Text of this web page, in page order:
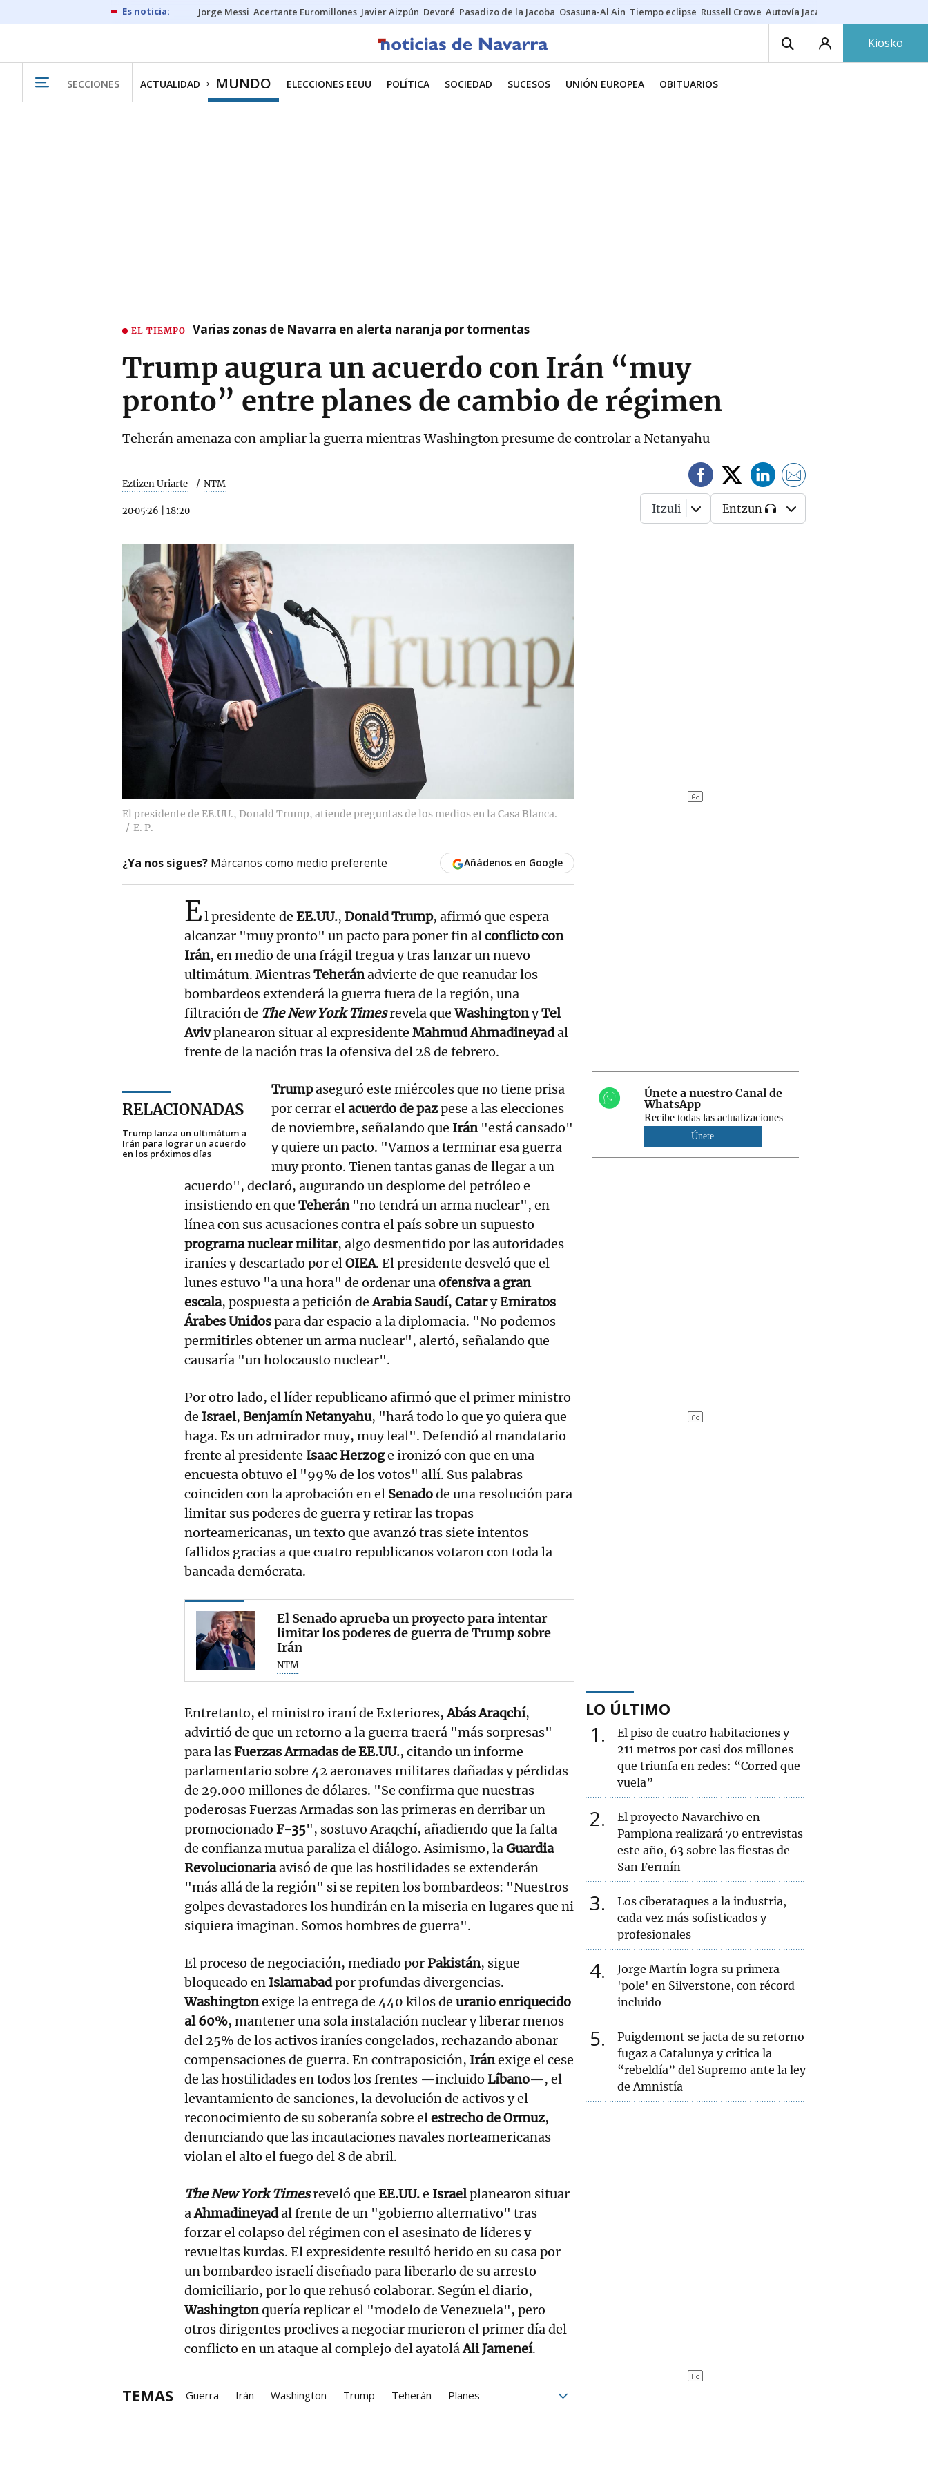
Jorge Messi Acertante Euromillones Javier Aizpún Devoré Pasadizo de la Jacoba Osasuna-Al Ain Tiempo eclipse Russell Crowe Autovía Jaca
Kiosko
SECCIONES ACTUALIDAD MUNDO ELECCIONES EEUU POLÍTICA SOCIEDAD SUCESOS UNIÓN EUROPEA OBITUARIOS
EL TIEMPO Varias zonas de Navarra en alerta naranja por tormentas
Trump augura un acuerdo con Irán “muy
pronto” entre planes de cambio de régimen
Teherán amenaza con ampliar la guerra mientras Washington presume de controlar a Netanyahu
Eztizen Uriarte NTM
20·05·26 18:20 Itzuli Entzun
El presidente de EE.UU., Donald Trump, atiende preguntas de los medios en la Casa Blanca.
E. P.
¿Ya nos sigues? Márcanos como medio preferente Añádenos en Google
El presidente de EE.UU., Donald Trump, afirmó que espera
alcanzar "muy pronto" un pacto para poner fin alconflicto con
Irán, en medio de una frágil tregua y tras lanzar un nuevo
ultimátum. MientrasTeheránadvierte de que reanudar los
bombardeos extenderá la guerra fuera de la región, una
filtración de The New York Timesrevela queWashingtonyTel
Avivplanearon situar al expresidente Mahmud Ahmadineyadal
frente de la nación tras la ofensiva del 28 de febrero.
RELACIONADAS
Trump lanza un ultimátum a
Irán para lograr un acuerdo
en los próximos días
Trumpaseguró este miércoles que no tiene prisa
por cerrar elacuerdo de pazpese a las elecciones
de noviembre, señalando que Irán"está cansado"
y quiere un pacto. "Vamos a terminar esa guerra
muy pronto. Tienen tantas ganas de llegar a un
acuerdo", declaró, augurando un desplome del petróleo e
insistiendo en que Teherán"no tendrá un arma nuclear", en
línea con sus acusaciones contra el país sobre un supuesto
programa nuclear militar, algo desmentido por las autoridades
iraníes y descartado por elOIEA. El presidente desveló que el
lunes estuvo "a una hora" de ordenar unaofensiva a gran
escala, pospuesta a petición deArabia Saudí, CataryEmiratos
Árabes Unidospara dar espacio a la diplomacia. "No podemos
permitirles obtener un arma nuclear", alertó, señalando que
causaría "un holocausto nuclear".
Por otro lado, el líder republicano afirmó que el primer ministro
de Israel, Benjamín Netanyahu, "hará todo lo que yo quiera que
haga. Es un admirador muy, muy leal". Defendió al mandatario
frente al presidente Isaac Herzoge ironizó con que en una
encuesta obtuvo el "99% de los votos" allí. Sus palabras
coinciden con la aprobación en el Senadode una resolución para
limitar sus poderes de guerra y retirar las tropas
norteamericanas, un texto que avanzó tras siete intentos
fallidos gracias a que cuatro republicanos votaron con toda la
bancada demócrata.
El Senado aprueba un proyecto para intentar
limitar los poderes de guerra de Trump sobre
Irán
NTM
Entretanto, el ministro iraní de Exteriores,Abás Araqchí,
advirtió de que un retorno a la guerra traerá "más sorpresas"
para lasFuerzas Armadas de EE.UU., citando un informe
parlamentario sobre 42 aeronaves militares dañadas y pérdidas
de 29.000 millones de dólares. "Se confirma que nuestras
poderosas Fuerzas Armadas son las primeras en derribar un
promocionado F-35", sostuvo Araqchí, añadiendo que la falta
de confianza mutua paraliza el diálogo. Asimismo, laGuardia
Revolucionariaavisó de que las hostilidades se extenderán
"más allá de la región" si se repiten los bombardeos: "Nuestros
golpes devastadores los hundirán en la miseria en lugares que ni
siquiera imaginan. Somos hombres de guerra".
El proceso de negociación, mediado porPakistán, sigue
bloqueado en Islamabadpor profundas divergencias.
Washingtonexige la entrega de 440 kilos de uranio enriquecido
al 60%, mantener una sola instalación nuclear y liberar menos
del 25% de los activos iraníes congelados, rechazando abonar
compensaciones de guerra. En contraposición, Iránexige el cese
de las hostilidades en todos los frentes —incluido Líbano—, el
levantamiento de sanciones, la devolución de activos y el
reconocimiento de su soberanía sobre elestrecho de Ormuz,
denunciando que las incautaciones navales norteamericanas
violan el alto el fuego del 8 de abril.
The New York Timesreveló que EE.UU.e Israelplanearon situar
aAhmadineyadal frente de un "gobierno alternativo" tras
forzar el colapso del régimen con el asesinato de líderes y
revueltas kurdas. El expresidente resultó herido en su casa por
un bombardeo israelí diseñado para liberarlo de su arresto
domiciliario, por lo que rehusó colaborar. Según el diario,
Washingtonquería replicar el "modelo de Venezuela", pero
otros dirigentes proclives a negociar murieron el primer día del
conflicto en un ataque al complejo del ayatoláAli Jameneí.
TEMAS Guerra Irán Washington Trump Teherán
Planes
Únete a nuestro Canal de
WhatsApp
Recibe todas las actualizaciones
Únete
LO ÚLTIMO
1
El piso de cuatro habitaciones y
211 metros por casi dos millones
que triunfa en redes: “Corred que
vuela”
2
El proyecto Navarchivo en
Pamplona realizará 70 entrevistas
este año, 63 sobre las fiestas de
San Fermín
3
Los ciberataques a la industria,
cada vez más sofisticados y
profesionales
4
Jorge Martín logra su primera
'pole' en Silverstone, con récord
incluido
5
Puigdemont se jacta de su retorno
fugaz a Catalunya y critica la
“rebeldía” del Supremo ante la ley
de Amnistía